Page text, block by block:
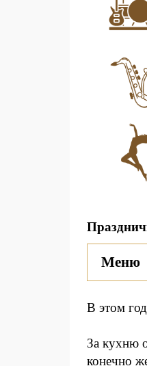
Меню
В этом
За кухню
конечно